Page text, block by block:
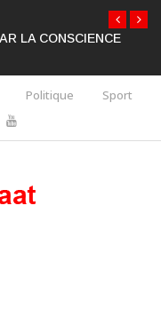
LA CONSCIENCE
Politique Sport